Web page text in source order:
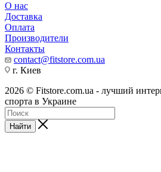
О нас
Доставка
Оплата
Производители
Контакты
contact@fitstore.com.ua
г. Киев
2026 © Fitstore.com.ua - лучший
спорта в Украине
Найти